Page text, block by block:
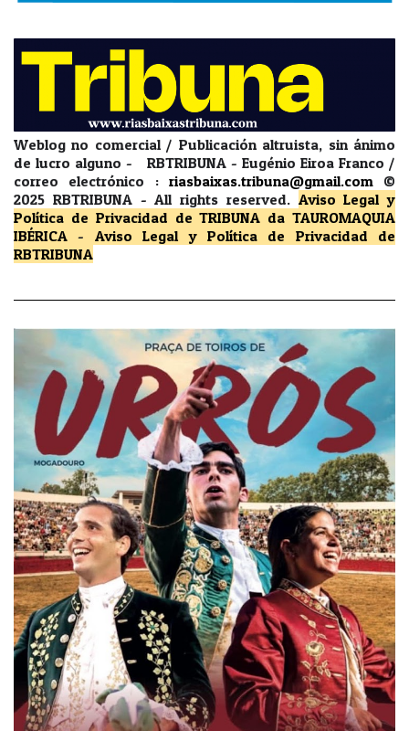
Weblog no comercial / Publicación altruista, sin ánimo
de lucro alguno - RBTRIBUNA - Eugénio Eiroa Franco /
correo electrónico : riasbaixas.tribuna@gmail.com
©
2025 RBTRIBUNA -All rights reserved. Aviso Legal y
Política de Privacidad de TRIBUNA da TAUROMAQUIA
IBÉRICA - Aviso Legal y Política de Privacidad
de
RBTRIBUNA